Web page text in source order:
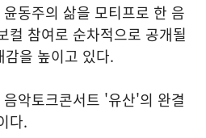
동주의 삶을 모티프로 한 음
컬 참여로 순차적으로 공개될
을 높이고 있다.
악토크콘서트 '유산'의 완결
다.